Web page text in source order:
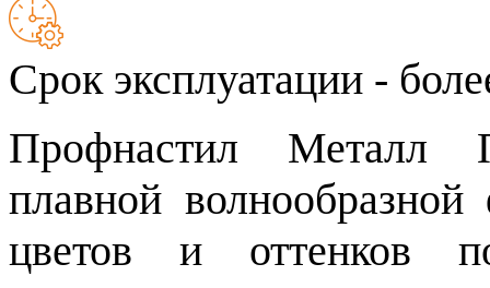
Срок эксплуатации -
Профнастил Металл
плавной
цветов и оттенков